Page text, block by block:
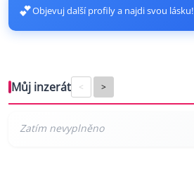
💕Objevuj další profily a najdi svou lásku!
Můj inzerát < >